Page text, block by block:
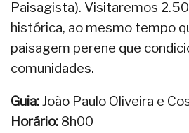
Paisagista). Visitaremos
histórica, ao mesmo tempo
paisagem perene que
comunidades.
Guia:João Paulo Oliveira e
Horário: 8h00